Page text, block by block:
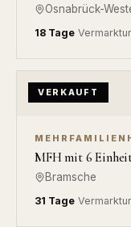
Osnabrück-
18 Tage
VERKAUFT
MFH mit 6
Bramsche
31 Tage